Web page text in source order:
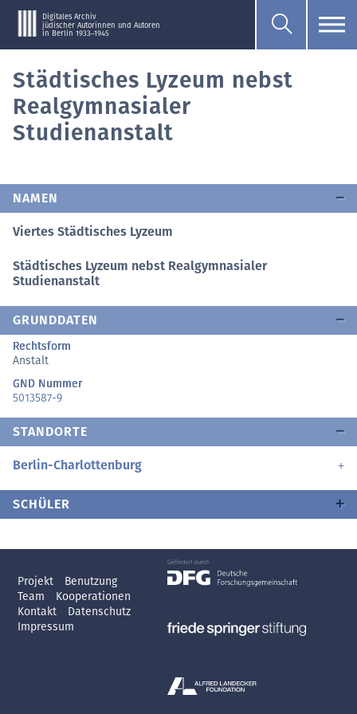
Digitales Archiv
jüdischer Autorinnen und Autoren
in Berlin 1933–1945
Städtisches Lyzeum nebst
Realgymnasialer
Studienanstalt
NAMEN
Viertes Städtisches Lyzeum
Städtisches Lyzeum nebst Realgymnasialer
Studienanstalt
GRUNDDATEN
Rechtsform
Anstalt
GND Nummer
5013587-9
STANDORTE
Berlin-Charlottenburg
SCHÜLER
Projekt
Benutzung
Team
Kooperationen
Kontakt
Datenschutz
Impressum